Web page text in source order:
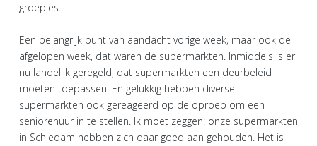
groepjes.
Een belangrijk punt van aandacht vorige week, maar ook de
afgelopen week, dat waren de supermarkten. Inmiddels is er
nu landelijk geregeld, dat supermarkten een deurbeleid
moeten toepassen. En gelukkig hebben diverse
supermarkten ook gereageerd op de oproep om een
seniorenuur in te stellen. Ik moet zeggen: onze supermarkten
in Schiedam hebben zich daar goed aan gehouden. Het is